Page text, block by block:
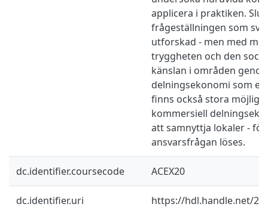
applicera i praktiken.
frågeställningen som
utforskad - men med
tryggheten och den
känslan i områden
delningsekonomi som
finns också stora
kommersiell
att samnyttja lokaler -
ansvarsfrågan löses.
dc.identifier.coursecode ACEX20
dc.identifier.uri https://hdl.handle.net/